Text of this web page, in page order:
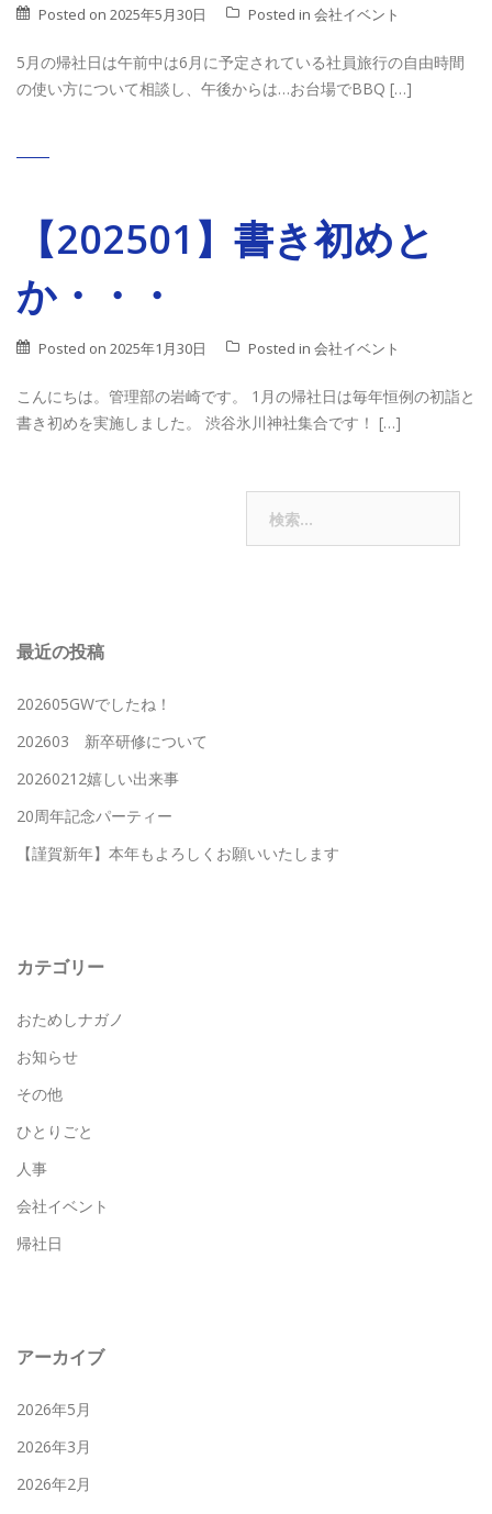
Posted on 2025年5月30日 Posted in 会社イベント
5月の帰社日は午前中は6月に予定されている社員旅行の自由時間
の使い方について相談し、午後からは…お台場でBBQ […]
【202501】書き初めと
か・・・
Posted on 2025年1月30日 Posted in 会社イベント
こんにちは。管理部の岩崎です。 1月の帰社日は毎年恒例の初詣と
書き初めを実施しました。 渋谷氷川神社集合です！ […]
ビ
ー
シ
ョ
ン
最近の投稿
202605GWでしたね！
202603 新卒研修について
20260212嬉しい出来事
20周年記念パーティー
【謹賀新年】本年もよろしくお願いいたします
カテゴリー
おためしナガノ
お知らせ
その他
ひとりごと
人事
会社イベント
帰社日
アーカイブ
2026年5月
2026年3月
2026年2月